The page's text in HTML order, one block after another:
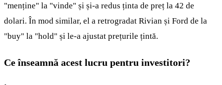
"menține" la "vinde" și și-a redus ținta de preț la 42 de
dolari. În mod similar, el a retrogradat Rivian și Ford de la
"buy" la "hold" și le-a ajustat prețurile țintă.
Ce înseamnă acest lucru pentru investitori?